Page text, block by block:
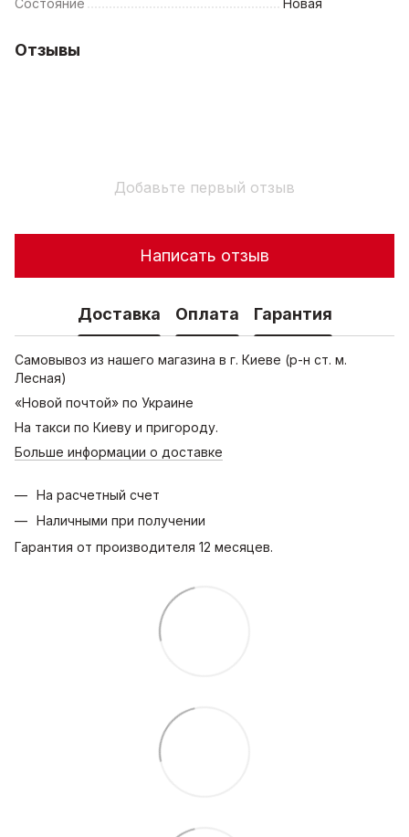
Состояние Новая
Отзывы
Добавьте первый отзыв
Написать отзыв
Доставка Оплата Гарантия
Самовывоз из нашего магазина в г. Киеве (р-н ст. м.
Лесная)
«Новой почтой» по Украине
На такси по Киеву и пригороду.
Больше информации о доставке
На расчетный счет
Наличными при получении
Гарантия от производителя 12 месяцев.